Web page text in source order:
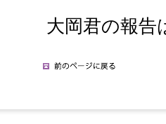
大岡君の報告